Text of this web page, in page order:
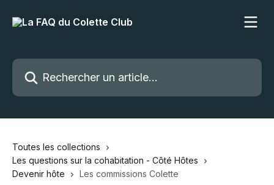
Rechercher un article...
Toutes les collections
Les questions sur la cohabitation - Côté Hôtes
Devenir hôte
Les commissions Colette